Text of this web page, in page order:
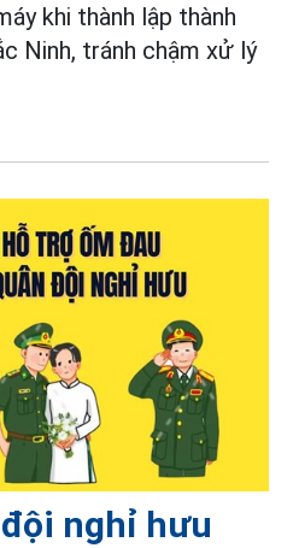
khi thành lập thành
Ninh, tránh chậm xử lý
nghỉ hưu